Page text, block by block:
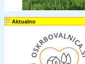
Aktualno